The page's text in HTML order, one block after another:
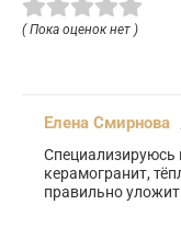
( Пока оценок нет )
Елена Смирнова
Специализируюсь
керамогранит,
правильно